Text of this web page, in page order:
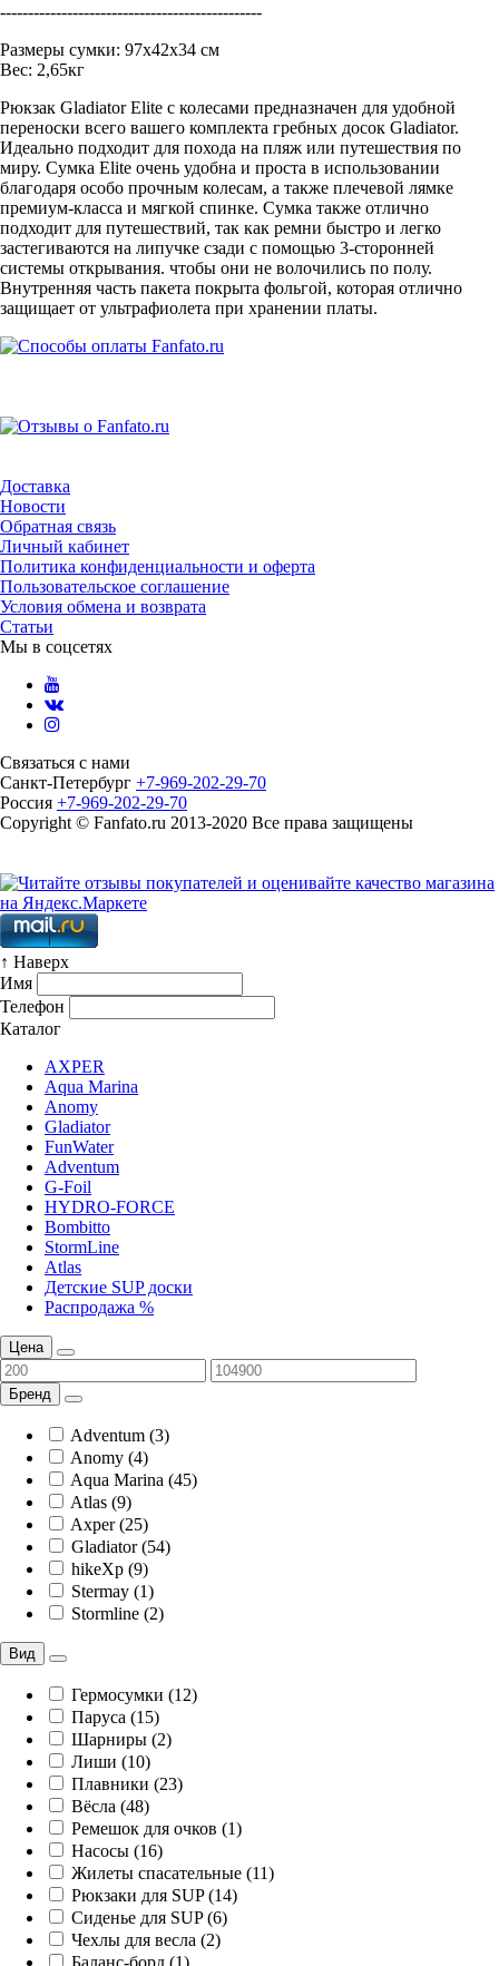
-----------------------------------------------
Размеры сумки: 97х42х34 см
Вес: 2,65кг
Рюкзак Gladiator Elite с колесами предназначен для удобной
переноски всего вашего комплекта гребных досок Gladiator.
Идеально подходит для похода на пляж или путешествия по
миру. Сумка Elite очень удобна и проста в использовании
благодаря особо прочным колесам, а также плечевой лямке
премиум-класса и мягкой спинке. Сумка также отлично
подходит для путешествий, так как ремни быстро и легко
застегиваются на липучке сзади с помощью 3-сторонней
системы открывания. чтобы они не волочились по полу.
Внутренняя часть пакета покрыта фольгой, которая отлично
защищает от ультрафиолета при хранении платы.
Доставка
Новости
Обратная связь
Личный кабинет
Политика конфиденциальности и оферта
Пользовательское соглашение
Условия обмена и возврата
Статьи
Мы в соцсетях
Связаться с нами
Санкт-Петербург +7-969-202-29-70
Россия +7-969-202-29-70
Copyright © Fanfato.ru 2013-2020 Все права защищены
↑ Наверх
Имя
Телефон
Каталог
AXPER
Aqua Marina
Anomy
Gladiator
FunWater
Adventum
G-Foil
HYDRO-FORCE
Bombitto
StormLine
Atlas
Детские SUP доски
Распродажа %
Цена
Бренд
Adventum (3)
Anomy (4)
Aqua Marina (45)
Atlas (9)
Axper (25)
Gladiator (54)
hikeXp (9)
Stermay (1)
Stormline (2)
Вид
Гермосумки (12)
Паруса (15)
Шарниры (2)
Лиши (10)
Плавники (23)
Вёсла (48)
Ремешок для очков (1)
Насосы (16)
Жилеты спасательные (11)
Рюкзаки для SUP (14)
Сиденье для SUP (6)
Чехлы для весла (2)
Баланс-борд (1)